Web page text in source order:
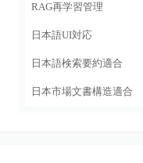
RAG再学習管理
日本語UI対応
日本語検索要約適合
日本市場文書構造適合